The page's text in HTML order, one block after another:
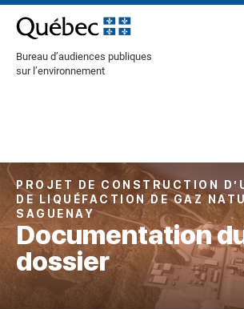
[Common.SkipToContent]
Bureau d’audiences publiques
sur l’environnement
PROJET DE CONSTRUCTION
DE LIQUÉFACTION DE GAZ
SAGUENAY
Documentation
dossier